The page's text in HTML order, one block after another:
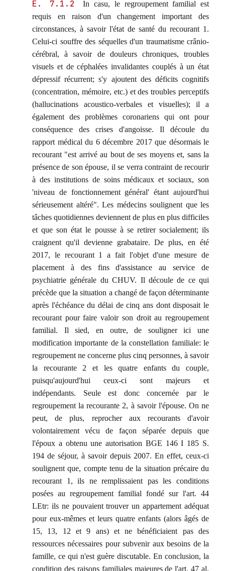
E. 7.1.2
In casu, le regroupement familial est
requis en raison d'un changement important des
circonstances, à savoir l'état de santé du recourant 1.
Celui-ci souffre des séquelles d'un traumatisme crânio-
cérébral, à savoir de douleurs chroniques, troubles
visuels et de céphalées invalidantes couplés à un état
dépressif récurrent; s'y ajoutent des déficits cognitifs
(concentration, mémoire, etc.) et des troubles perceptifs
(hallucinations acoustico-verbales et visuelles); il a
également des problèmes coronariens qui ont pour
conséquence des crises d'angoisse. Il découle du
rapport médical du 6 décembre 2017 que désormais le
recourant "est arrivé au bout de ses moyens et, sans la
présence de son épouse, il se verra contraint de recourir
à des institutions de soins médicaux et sociaux, son
'niveau de fonctionnement général' étant aujourd'hui
sérieusement altéré". Les médecins soulignent que les
tâches quotidiennes deviennent de plus en plus difficiles
et que son état le pousse à se retirer socialement; ils
craignent qu'il devienne grabataire. De plus, en été
2017, le recourant 1 a fait l'objet d'une mesure de
placement à des fins d'assistance au service de
psychiatrie générale du CHUV. Il découle de ce qui
précède que la situation a changé de façon déterminante
après l'échéance du délai de cinq ans dont disposait le
recourant pour faire valoir son droit au regroupement
familial. Il sied, en outre, de souligner ici une
modification importante de la constellation familiale: le
regroupement ne concerne plus cinq personnes, à savoir
la recourante 2 et les quatre enfants du couple,
puisqu'aujourd'hui ceux-ci sont majeurs et
indépendants. Seule est donc concernée par le
regroupement la recourante 2, à savoir l'épouse. On ne
peut, de plus, reprocher aux recourants d'avoir
volontairement vécu de façon séparée depuis que
l'époux a obtenu une autorisation BGE 146 I 185 S.
194 de séjour, à savoir depuis 2007. En effet, ceux-ci
soulignent que, compte tenu de la situation précaire du
recourant 1, ils ne remplissaient pas les conditions
posées au regroupement familial fondé sur l'art. 44
LEtr: ils ne pouvaient trouver un appartement adéquat
pour eux-mêmes et leurs quatre enfants (alors âgés de
15, 13, 12 et 9 ans) et ne bénéficiaient pas des
ressources nécessaires pour subvenir aux besoins de la
famille, ce qui n'est guère discutable. En conclusion, la
condition des raisons familiales majeures de l'art. 47 al.